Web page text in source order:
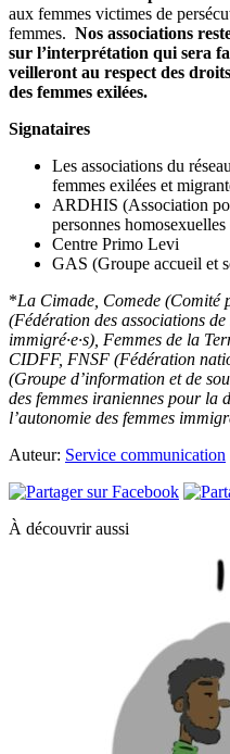
aux femmes victimes de
femmes. Nos associations
sur l’interprétation qui sera
veilleront au respect des
des femmes exilées.
Signataires
Les associations du
femmes exilées et
ARDHIS (Association
personnes
Centre Primo Levi
GAS (Groupe accueil et
*La Cimade, Comede (Comité
(Fédération des associations de
immigré·e·s), Femmes de la
CIDFF, FNSF (Fédération
(Groupe d’information et de
des femmes iraniennes pour la
l’autonomie des femmes
Auteur: Service communication
À découvrir aussi